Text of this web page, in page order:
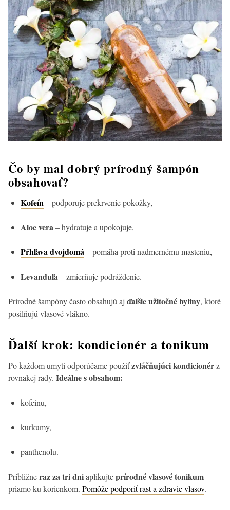
Čo by mal dobrý prírodný šampón
obsahovať?
Kofeín– podporuje prekrvenie pokožky,
Aloe vera– hydratuje a upokojuje,
Pŕhľava dvojdomá– pomáha proti nadmernému masteniu,
Levanduľa– zmierňuje podráždenie.
Prírodné šampóny často obsahujú aj ďalšie užitočné byliny, ktoré
posilňujú vlasové vlákno.
Ďalší krok: kondicionér a tonikum
Po každom umytí odporúčame použiťzvláčňujúci kondicionérz
rovnakej rady. Ideálne s obsahom:
kofeínu,
kurkumy,
panthenolu.
Približneraz za tri dniaplikujteprírodné vlasové tonikum
priamo ku korienkom. Pomôže podporiť rast a zdravie vlasov.